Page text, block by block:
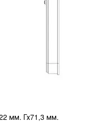
мм. Гх71,3 мм.